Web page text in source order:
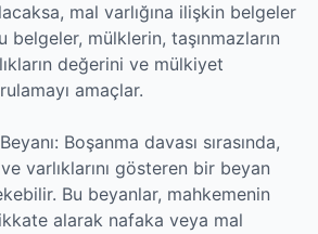
mal varlığına ilişkin belgeler
belgeler, mülklerin, taşınmazların
değerini ve mülkiyet
amaçlar.
Boşanma davası sırasında,
varlıklarını gösteren bir beyan
Bu beyanlar, mahkemenin
alarak nafaka veya mal